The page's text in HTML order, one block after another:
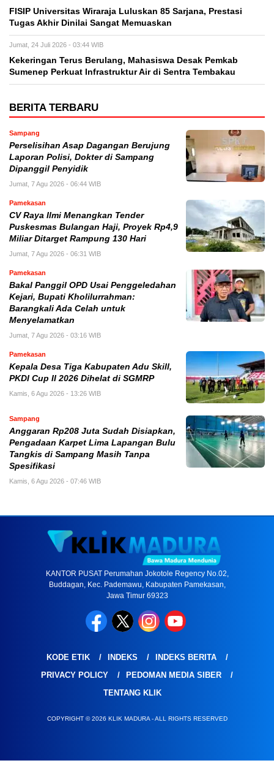
FISIP Universitas Wiraraja Luluskan 85 Sarjana, Prestasi
Tugas Akhir Dinilai Sangat Memuaskan
Jumat, 24 Juli 2026 - 03:44 WIB
Kekeringan Terus Berulang, Mahasiswa Desak Pemkab
Sumenep Perkuat Infrastruktur Air di Sentra Tembakau
BERITA TERBARU
Sampang
Perselisihan Asap Dagangan Berujung
Laporan Polisi, Dokter di Sampang
Dipanggil Penyidik
Jumat, 7 Agu 2026 - 06:44 WIB
Pamekasan
CV Raya Ilmi Menangkan Tender
Puskesmas Bulangan Haji, Proyek Rp4,9
Miliar Ditarget Rampung 130 Hari
Jumat, 7 Agu 2026 - 06:31 WIB
Pamekasan
Bakal Panggil OPD Usai Penggeledahan
Kejari, Bupati Kholilurrahman:
Barangkali Ada Celah untuk
Menyelamatkan
Jumat, 7 Agu 2026 - 03:16 WIB
Pamekasan
Kepala Desa Tiga Kabupaten Adu Skill,
PKDI Cup II 2026 Dihelat di SGMRP
Kamis, 6 Agu 2026 - 13:26 WIB
Sampang
Anggaran Rp208 Juta Sudah Disiapkan,
Pengadaan Karpet Lima Lapangan Bulu
Tangkis di Sampang Masih Tanpa
Spesifikasi
Kamis, 6 Agu 2026 - 07:46 WIB
KANTOR PUSAT Perumahan Jokotole Regency No.02,
Buddagan, Kec. Pademawu, Kabupaten Pamekasan,
Jawa Timur 69323
KODE ETIK INDEKS
INDEKS BERITA
PRIVACY POLICY
PEDOMAN MEDIA SIBER
TENTANG KLIK
COPYRIGHT © 2026 KLIK MADURA - ALL RIGHTS RESERVED